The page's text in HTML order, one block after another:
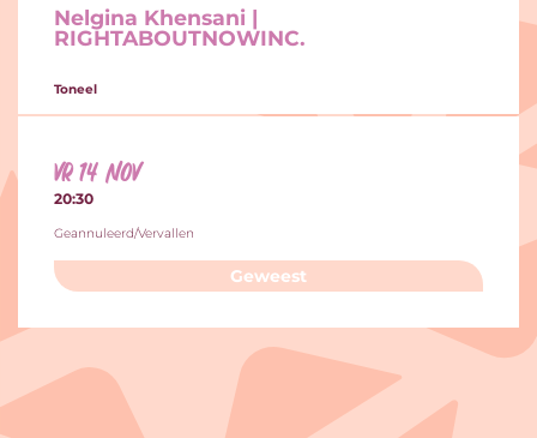
Nelgina Khensani |
RIGHTABOUTNOWINC.
Toneel
vr 14 nov
20:30
Geannuleerd/Vervallen
Geweest